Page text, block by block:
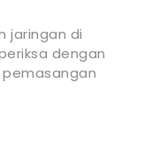
jaringan di
dengan